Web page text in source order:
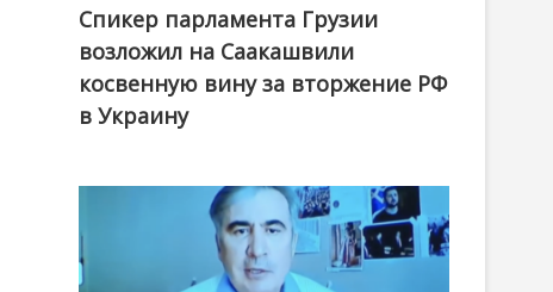
Спикер парламента Грузии
возложил на Саакашвили
косвенную вину за вторжение РФ
в Украину